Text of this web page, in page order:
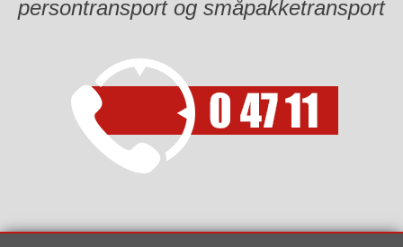
persontransport og småpakketransport